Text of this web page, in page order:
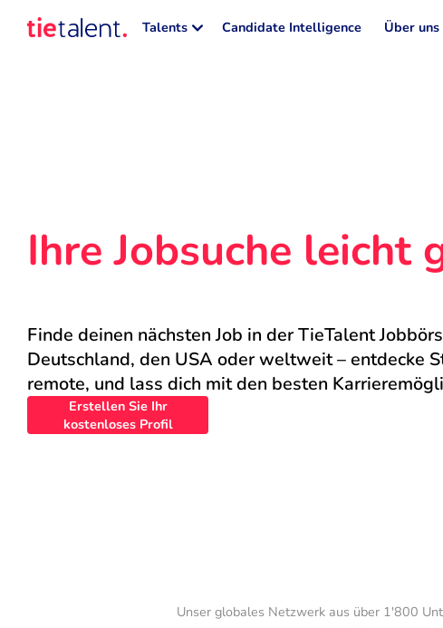
Talents Candidate Intelligence Über uns
Ihre Jobsuche leicht
Finde deinen nächsten Job in der TieTalent
Deutschland, den USA oder weltweit – entdecke
remote, und lass dich mit den besten
Erstellen Sie Ihr
kostenloses Profil
Unser globales Netzwerk aus über 1'800